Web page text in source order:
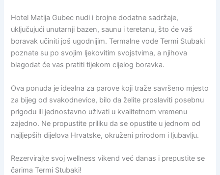
Hotel Matija Gubec nudi i brojne dodatne sadržaje,
uključujući unutarnji bazen, saunu i teretanu, što će vaš
boravak učiniti još ugodnijim. Termalne vode Termi Stubaki
poznate su po svojim ljekovitim svojstvima, a njihova
blagodat će vas pratiti tijekom cijelog boravka.
Ova ponuda je idealna za parove koji traže savršeno mjesto
za bijeg od svakodnevice, bilo da želite proslaviti posebnu
prigodu ili jednostavno uživati u kvalitetnom vremenu
zajedno. Ne propustite priliku da se opustite u jednom od
najljepših dijelova Hrvatske, okruženi prirodom i ljubavlju.
Rezervirajte svoj wellness vikend već danas i prepustite se
čarima Termi Stubaki!